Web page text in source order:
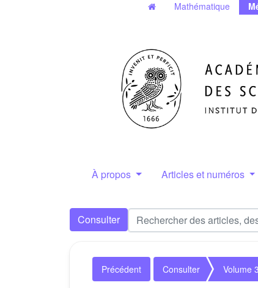
Mathématique
À propos Articles et numéros
Consulter
Précédent Consulter Volume